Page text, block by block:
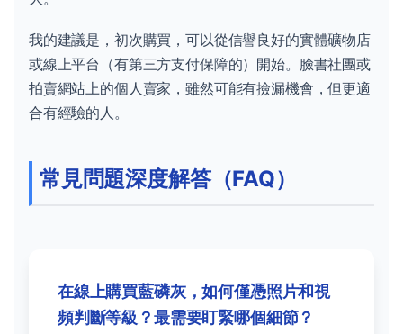
我的建議是，初次購買，可以從信譽良好的實體礦物店
或線上平台（有第三方支付保障的）開始。臉書社團或
拍賣網站上的個人賣家，雖然可能有撿漏機會，但更適
合有經驗的人。
常見問題深度解答（FAQ）
在線上購買藍磷灰，如何僅憑照片和視
頻判斷等級？最需要盯緊哪個細節？